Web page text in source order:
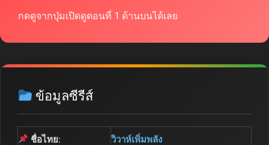
กดดูจากปุ่มเปิดดูตอนที่ 1 ด้านบนได้เลย
ข้อมูลซีรีส์
ชื่อไทย: วิวาห์เพิ่มพลัง